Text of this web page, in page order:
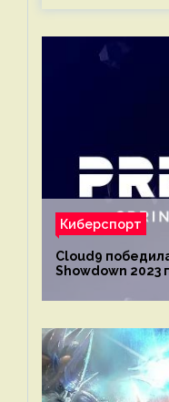
Киберспорт
Cloud9
Showdown 2023